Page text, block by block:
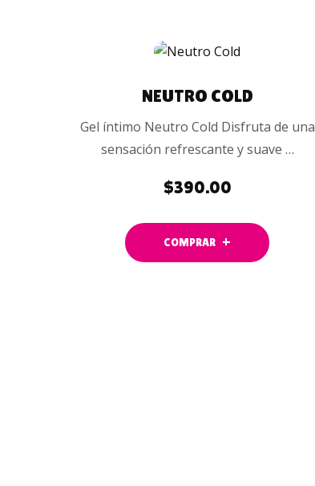
COMPRAR
NEUTRO COLD
Gel íntimo Neutro Cold Disfruta de una
sensación refrescante y suave …
$390.00
COMPRAR